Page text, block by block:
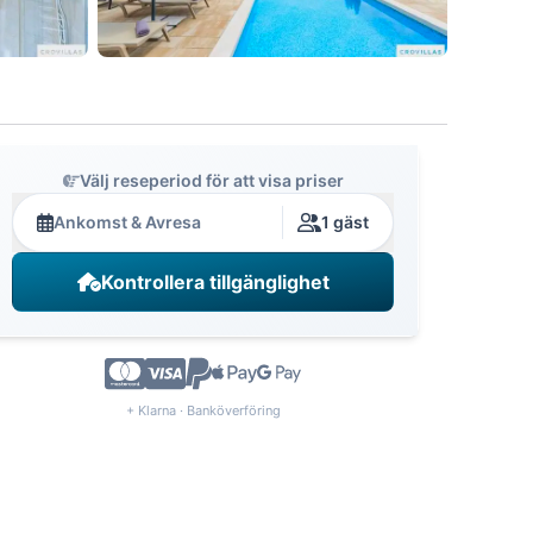
Välj reseperiod för att visa priser
Ankomst & Avresa 1 gäst
Kontrollera tillgänglighet
+ Klarna · Banköverföring